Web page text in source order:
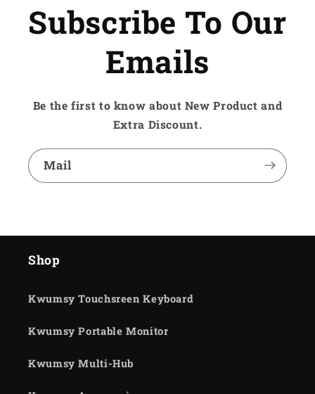
Subscribe To Our
Emails
Be the first to know about New Product and
Extra Discount.
Mail
Shop
Kwumsy Touchsreen Keyboard
Kwumsy Portable Monitor
Kwumsy Multi-Hub